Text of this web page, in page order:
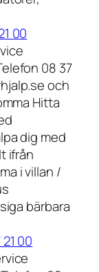
00
08 37
och
Hitta
dig med
ifrån
i villan /
bärbara
00